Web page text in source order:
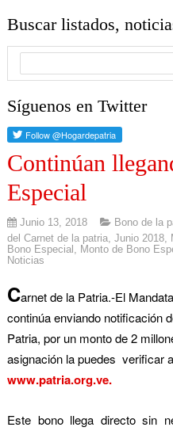
Buscar listados,
Síguenos en Twitter
Continúan
Especial
Junio 13, 2018 Bono de la
del Carnet de la patria, Junio 2018,
Bono Especial
Monto de Bono
Noticias
Carnet de la Patria.-El
continúa enviando notificación
Patria, por un monto de 2
asignación la puedes verificar
www.patria.org.ve.
Este bono llega directo sin